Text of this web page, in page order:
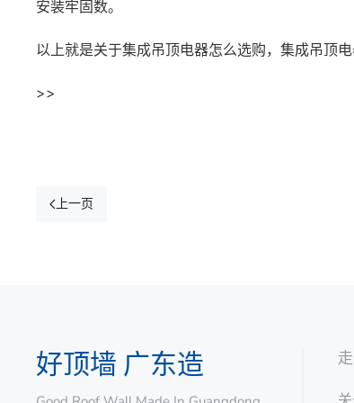
安装牢固数。
以上就是关于集成吊顶电器怎么选购，集成吊顶
>>
上一页
好顶墙 广东造